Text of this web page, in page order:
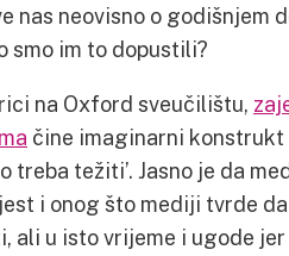
nas neovisno o godišnjem
smo im to dopustili?
na Oxford sveučilištu,
čine imaginarni
treba težiti’. Jasno je da
i onog što mediji tvrde da
ali u isto vrijeme i ugode